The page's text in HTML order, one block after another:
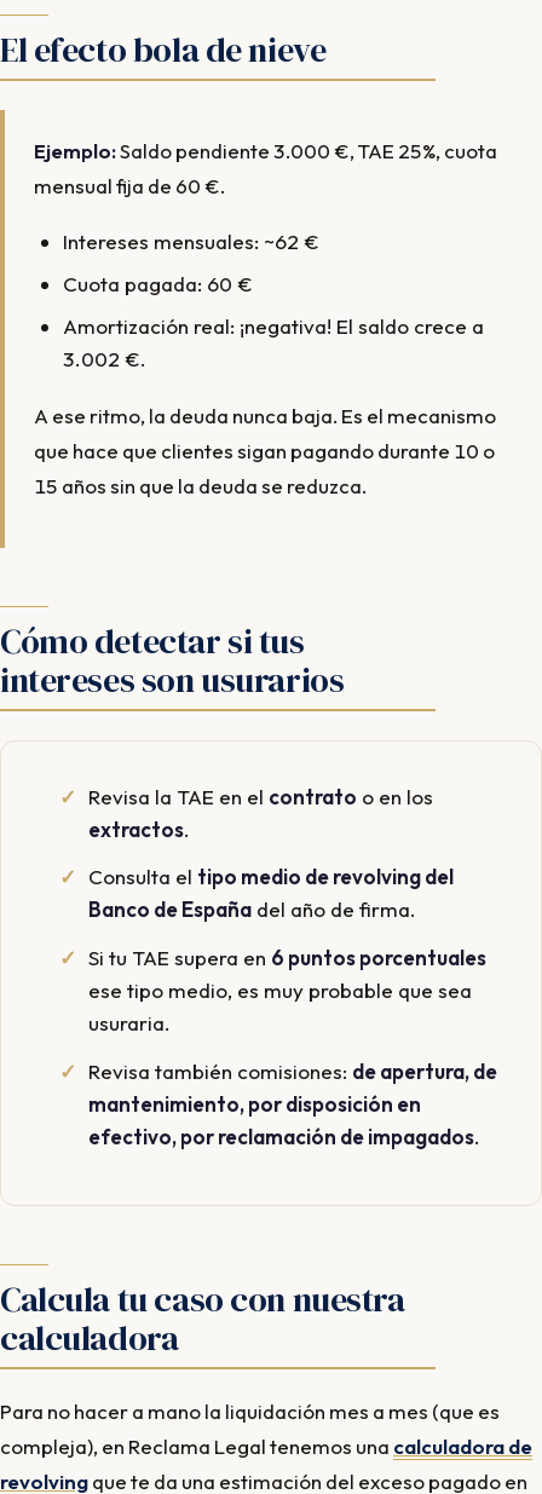
El efecto bola de nieve
Ejemplo:Saldo pendiente 3.000 €, TAE 25%, cuota
mensual fija de 60 €.
Intereses mensuales: ~62 €
Cuota pagada: 60 €
Amortización real: ¡negativa! El saldo crece a
3.002 €.
A ese ritmo, la deuda nunca baja. Es el mecanismo
que hace que clientes sigan pagando durante 10 o
15 años sin que la deuda se reduzca.
Cómo detectar si tus
intereses son usurarios
Revisa la TAE en el contrato o en los
extractos.
Consulta el tipo medio de revolving del
Banco de España del año de firma.
Si tu TAE supera en 6 puntos porcentuales
ese tipo medio, es muy probable que sea
usuraria.
Revisa también comisiones: de apertura, de
mantenimiento, por disposición en
efectivo, por reclamación de impagados.
Calcula tu caso con nuestra
calculadora
Para no hacer a mano la liquidación mes a mes (que es
compleja), en Reclama Legal tenemos una calculadora de
revolvingque te da una estimación del exceso pagado en